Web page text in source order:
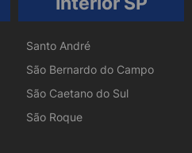
Santo André
São Bernardo do Campo
São Caetano do Sul
São Roque